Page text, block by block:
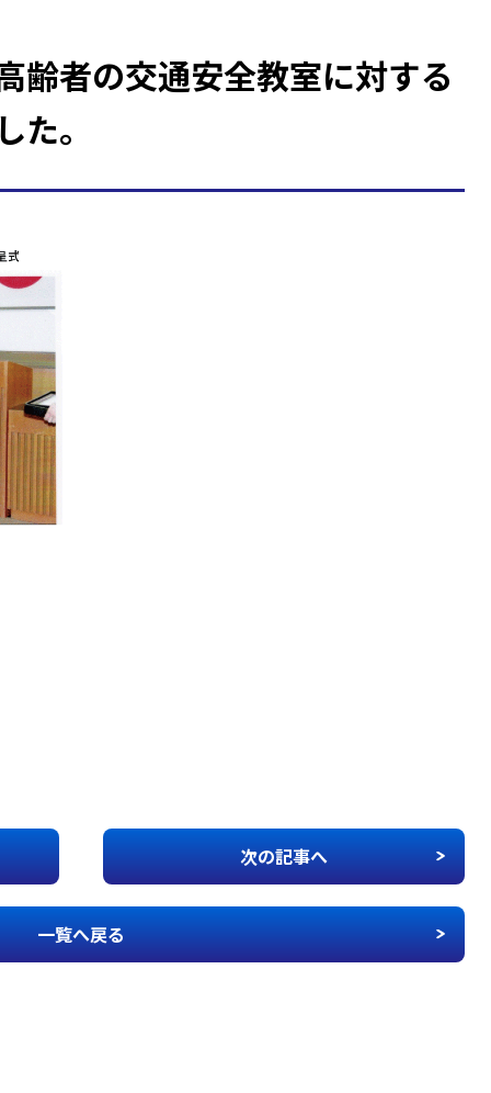
齢者の交通安全教室に対する
。
次の記事へ
一覧へ戻る